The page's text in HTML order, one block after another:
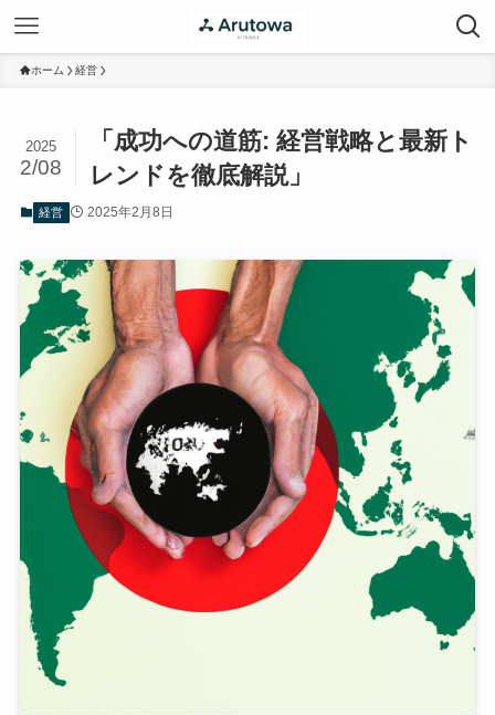
ホーム 経営
「成功への道筋: 経営戦略と最新ト
レンドを徹底解説」
2025
2/08
経営 2025年2月8日